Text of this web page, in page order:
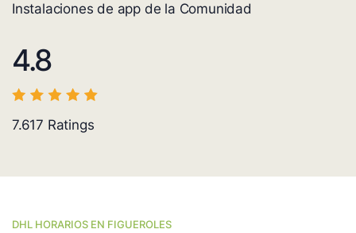
Instalaciones de app de la Comunidad
4.8
7.617 Ratings
DHL HORARIOS EN FIGUEROLES